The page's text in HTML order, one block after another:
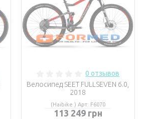
0 отзывов
Велосипед SEET FULLSEVEN 6.0,
2018
(Haibike ) Арт: F6070
113 249 грн